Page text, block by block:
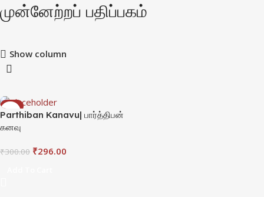
முன்னேற்றப் பதிப்பகம்
Show column
-1%
Parthiban Kanavu| பார்த்திபன்
கனவு
₹300.00 ₹296.00